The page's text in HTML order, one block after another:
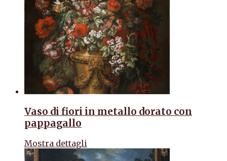
Vaso di fiori in metallo dorato con
pappagallo
Mostra dettagli